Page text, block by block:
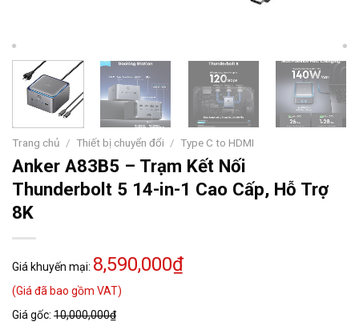
Trang chủ / Thiết bị chuyển đổi / Type C to HDMI
Anker A83B5 – Trạm Kết Nối
Thunderbolt 5 14-in-1 Cao Cấp, Hỗ Trợ
8K
Giá khuyến mại: 8,590,000₫
(Giá đã bao gồm VAT)
Giá gốc: 10,000,000₫